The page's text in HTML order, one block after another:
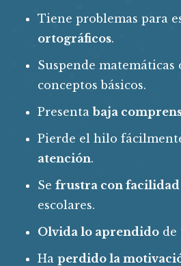
Tiene problemas para
ortográficos.
Suspende matemáticas
conceptos básicos.
Presentabaja
Pierde el hilo
atención.
Se frustra con facilidad
escolares.
Olvida lo aprendido de
Ha perdido la